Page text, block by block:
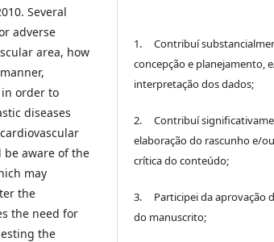
Several
adverse
area, how
order to
diseases
aware of the
may
the
the need for
the
1. Contribuí
concepção e planejamento,
interpretação dos dados;
2. Contribuí
elaboração do rascunho e/
crítica do conteúdo;
3. Participei da aprovação
do manuscrito;